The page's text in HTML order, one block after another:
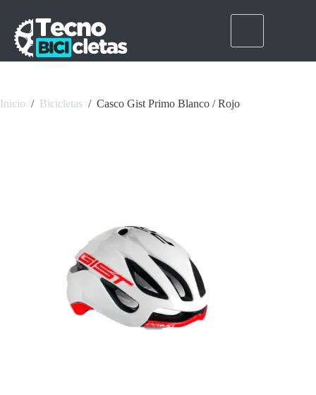
contenido
Inicio / Bicicletas / Casco Gist Primo Blanco / Rojo